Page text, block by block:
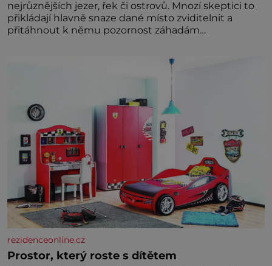
nejrůznějších jezer, řek či ostrovů. Mnozí skeptici to
přikládají hlavně snaze dané místo zviditelnit a
přitáhnout k němu pozornost záhadám
rezidenceonline.cz
Prostor, který roste s dítětem